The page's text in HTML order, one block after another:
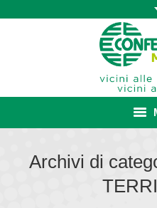
ASSOCIAZIONE
Archivi di